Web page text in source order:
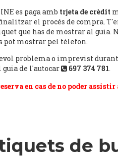
es paga amb trjeta de crèdit
el procés de compra.
que has de mostrar al guia.
mostrar pel tèlefon.
problema o imprevist
de l'autocar
697 374 781.
en cas de no poder assistir
de